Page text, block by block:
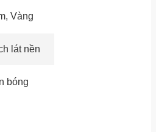
Vàng
lát nền
bóng